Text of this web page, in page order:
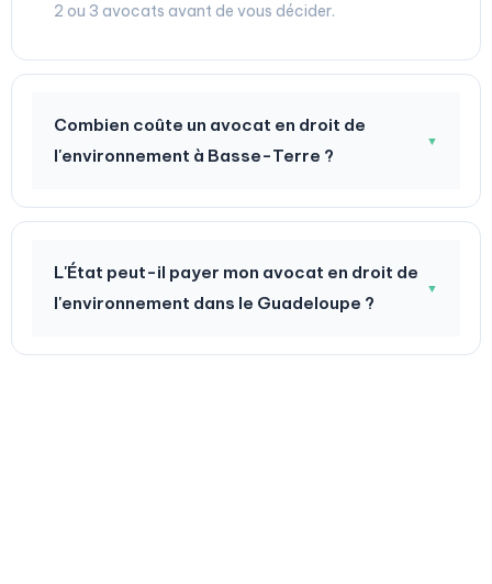
2 ou 3 avocats avant de vous décider.
Combien coûte un avocat en droit de
l'environnement à Basse-Terre ?
▼
L'État peut-il payer mon avocat en droit de
l'environnement dans le Guadeloupe ?
▼